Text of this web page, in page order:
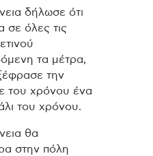
δήλωσε ότι
σε όλες τις
τα μέτρα,
την
του χρόνου ένα
του χρόνου.
θα
στην πόλη